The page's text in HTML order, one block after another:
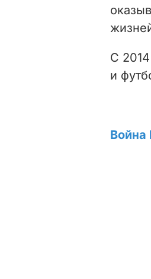
С
и
Война